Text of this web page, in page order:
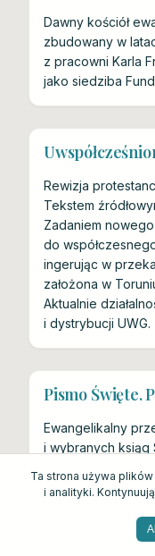
Ta strona używa
i analityki.
Dawny kościół
zbudowany w
z pracowni Karla
jako siedziba
Rewizja
Tekstem
Zadaniem
do
ingerując w
założona w
Aktualnie
i dystrybucji UWG.
Pismo Święte.
Ewangelikalny
i wybranych ksiąg
jesienią 2017
Fundacja
W skład komitetu
Basiewicz, Karol